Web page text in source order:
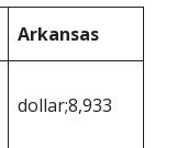
Arkansas
dollar;8,933